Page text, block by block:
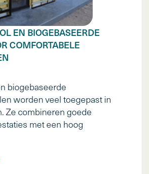
EN BIOGEBASEERDE
COMFORTABELE
biogebaseerde
worden veel toegepast in
Ze combineren goede
met een hoog